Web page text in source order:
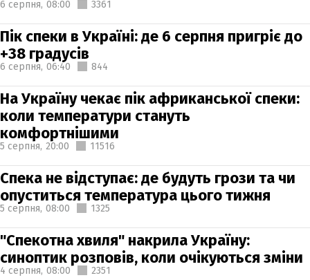
6 серпня, 08:00 3361
Пік спеки в Україні: де 6 серпня пригріє до
+38 градусів
6 серпня, 06:40 844
На Україну чекає пік африканської спеки:
коли температури стануть
комфортнішими
5 серпня, 20:00 11516
Спека не відступає: де будуть грози та чи
опуститься температура цього тижня
5 серпня, 08:00 1325
"Спекотна хвиля" накрила Україну:
синоптик розповів, коли очікуються зміни
4 серпня, 08:00 2351